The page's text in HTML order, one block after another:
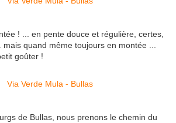
! ... en pente douce et régulière, certes,
quand même toujours en montée ...
goûter !
de Bullas, nous prenons le chemin du